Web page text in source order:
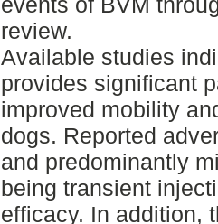
review.
Available studies
provides significant
improved mobility
dogs. Reported
and predominantly
being transient
efficacy. In addition,